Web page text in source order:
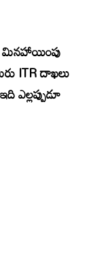
మినహాయింపు
ITR దాఖలు